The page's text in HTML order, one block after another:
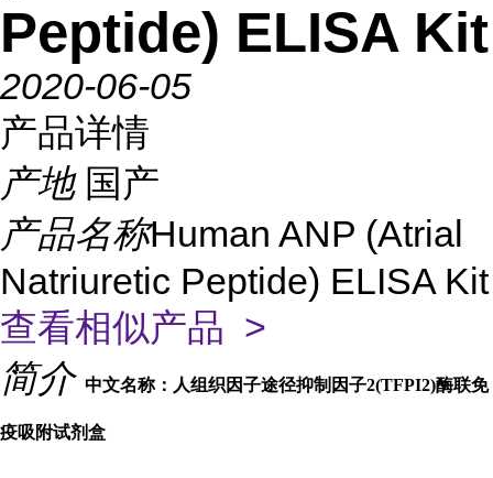
Peptide) ELISA Kit
2020-06-05
产品详情
产地 国产
产品名称Human ANP (Atrial
Natriuretic Peptide) ELISA Kit
查看相似产品 >
简介 中文名称：人组织因子途径抑制因子2(TFPI2)酶联免
疫吸附试剂盒